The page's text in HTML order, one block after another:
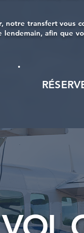
notre transfert vous
lendemain, afin que